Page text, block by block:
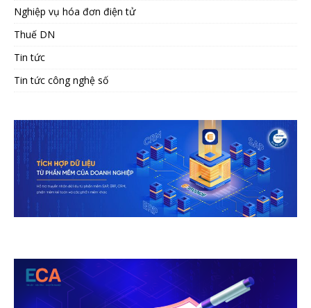
Nghiệp vụ hóa đơn điện tử
Thuế DN
Tin tức
Tin tức công nghệ số